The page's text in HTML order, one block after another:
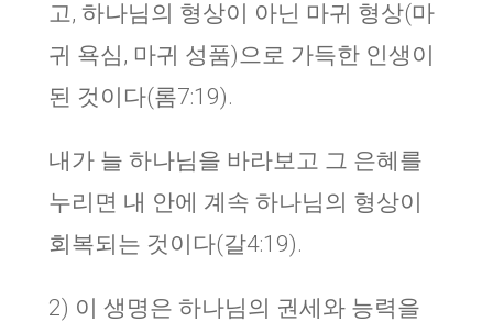
고, 하나님의 형상이 아닌 마귀 형상(마
귀 욕심, 마귀 성품)으로 가득한 인생이
된 것이다(롬7:19).
내가 늘 하나님을 바라보고 그 은혜를
누리면 내 안에 계속 하나님의 형상이
회복되는 것이다(갈4:19).
2) 이 생명은 하나님의 권세와 능력을